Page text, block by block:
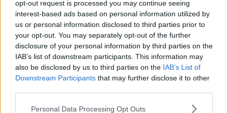
opt-out request is processed you may continue seeing
interest-based ads based on personal information utilized by
us or personal information disclosed to third parties prior to
your opt-out. You may separately opt-out of the further
disclosure of your personal information by third parties on the
IAB’s list of downstream participants. This information may
also be disclosed by us to third parties on the IAB’s List of
Downstream Participants that may further disclose it to other
Please note that this website/app uses one or more Google
Personal Data Processing Opt Outs
Questa esposizione affascina visitatori di ogni
età ed è una tappa fondamentale per chi desidera
approfondire la tradizione natalizia spagnola. Il
biglietto d’ingresso è di 6 euro, con riduzioni
per bambini e anziani, e si consiglia la
durante le festività.